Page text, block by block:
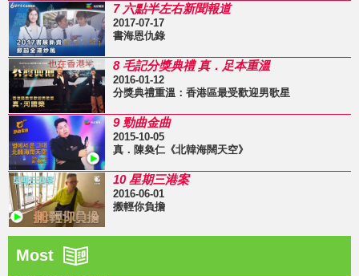
7 六點半左右新聞報道
2017-07-17
書海恩仇錄
8 毛記分獎典禮 真．足本重溫
2016-01-12
分獎典禮重溫：香港區最受歡迎男歌星
9 勁曲金曲
2015-10-05
真．陳奐仁《北韓海闊天空》
10 星期三港案
2016-06-01
搬輕你負擔
Most